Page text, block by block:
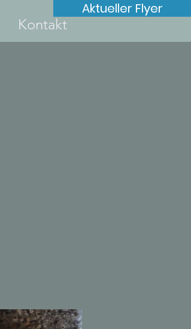
Aktueller Flyer
Kontakt